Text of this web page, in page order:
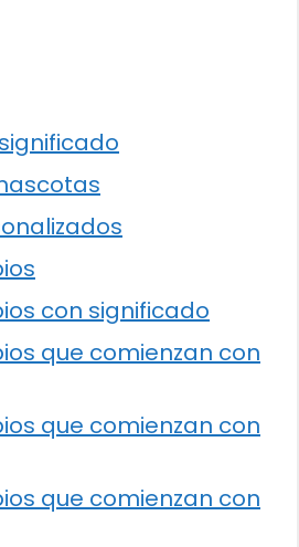
con significado
que comienzan con
que comienzan con
que comienzan con